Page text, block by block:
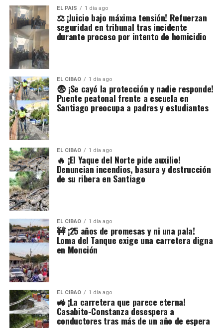
EL PAIS 1 día ago
⚖️ ¡Juicio bajo máxima tensión! Refuerzan
seguridad en tribunal tras incidente
durante proceso por intento de homicidio
EL CIBAO 1 día ago
😨 ¡Se cayó la protección y nadie responde!
Puente peatonal frente a escuela en
Santiago preocupa a padres y estudiantes
EL CIBAO 1 día ago
🔥 ¡El Yaque del Norte pide auxilio!
Denuncian incendios, basura y destrucción
de su ribera en Santiago
EL CIBAO 1 día ago
🚧 ¡25 años de promesas y ni una pala!
Loma del Tanque exige una carretera digna
en Monción
EL CIBAO 1 día ago
🚜 ¡La carretera que parece eterna!
Casabito-Constanza desespera a
conductores tras más de un año de espera